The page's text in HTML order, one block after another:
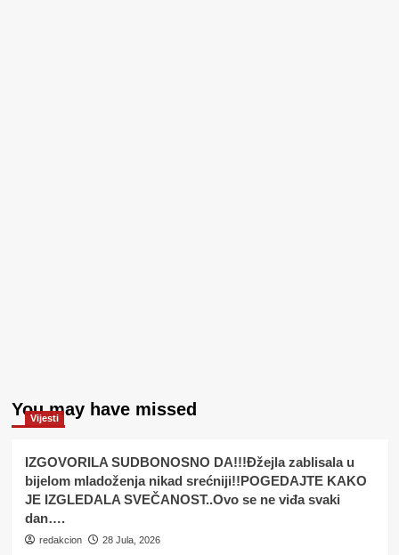
You may have missed
Vijesti
IZGOVORILA SUDBONOSNO DA!!!Đžejla zablisala u
bijelom mladoženja nikad srećniji!!POGEDAJTE KAKO
JE IZGLEDALA SVEČANOST..Ovo se ne viđa svaki
dan….
redakcion 28 Jula, 2026